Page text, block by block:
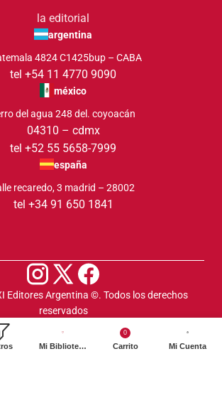
la editorial
argentina
4824 C1425bup – CABA
tel +54 11 4770 9090
méxico
del agua 248 del. coyoacán
04310 – cdmx
tel +52 55 5658-7999
españa
recaredo, 3 madrid – 28002
tel +34 91 650 1841
Editores Argentina ©️. Todos los derechos
reservados
Mi Biblioteca
0
Carrito Mi Cuenta